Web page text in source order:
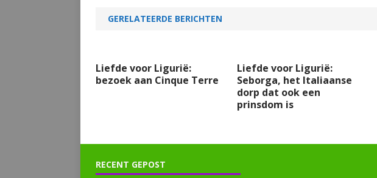
GERELATEERDE BERICHTEN
Liefde voor Ligurië:
bezoek aan Cinque Terre
Liefde voor Ligurië:
Seborga, het Italiaanse
dorp dat ook een
prinsdom is
RECENT GEPOST